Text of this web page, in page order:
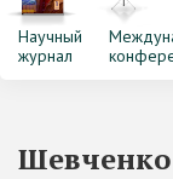
Научный
журнал
Шевченко